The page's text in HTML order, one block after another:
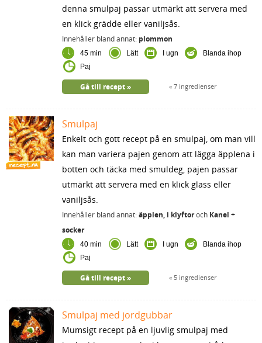
denna smulpaj passar utmärkt att servera med
en klick grädde eller vaniljsås.
Innehåller bland annat: plommon
45 min Lätt I ugn
Blanda ihop
Paj
7 ingredienser
Gå till recept
Smulpaj
Enkelt och gott recept på en smulpaj, om man vill
kan man variera pajen genom att lägga äpplena i
botten och täcka med smuldeg, pajen passar
utmärkt att servera med en klick glass eller
vaniljsås.
Innehåller bland annat:äpplen, i klyftoroch Kanel +
socker
40 min Lätt I ugn
Blanda ihop
Paj
5 ingredienser
Gå till recept
Smulpaj med jordgubbar
Mumsigt recept på en ljuvlig smulpaj med